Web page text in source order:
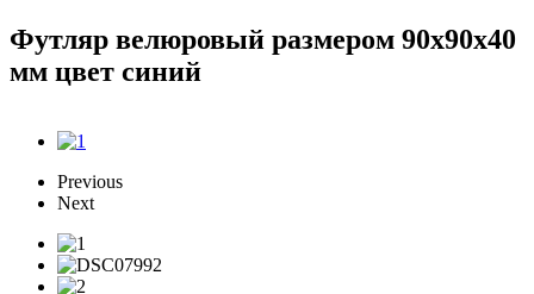
Футляр велюровый размером 90х90х40
мм цвет синий
Previous
Next